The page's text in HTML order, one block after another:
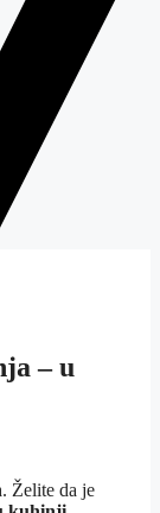
– u
Želite da je